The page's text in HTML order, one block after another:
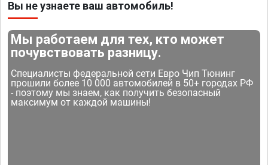
Вы не узнаете ваш автомобиль!
Мы работаем для тех, кто может
почувствовать разницу.
Специалисты федеральной сети Евро Чип Тюнинг
прошили более 10 000 автомобилей в 50+ городах РФ
- поэтому мы знаем, как получить безопасный
максимум от каждой машины!